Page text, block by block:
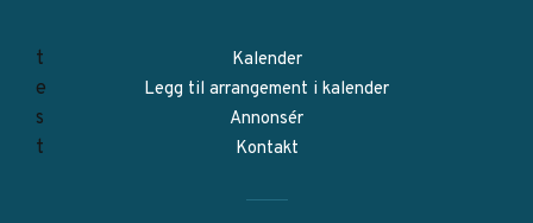
Kalender
Legg til arrangement i kalender
Annonsér
Kontakt